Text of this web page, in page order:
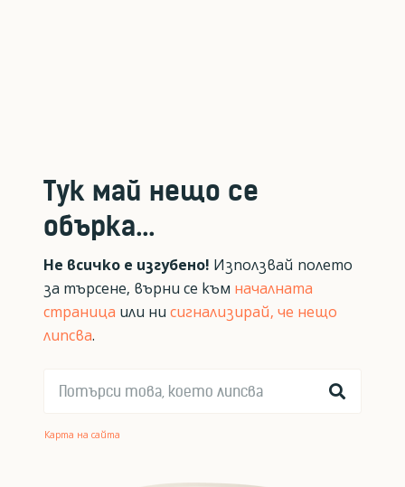
Тук май нещо се
обърка...
Не всичко е изгубено! Използвай полето
за търсене, върни се към началната
страница или ни сигнализирай, че нещо
липсва.
Карта на сайта